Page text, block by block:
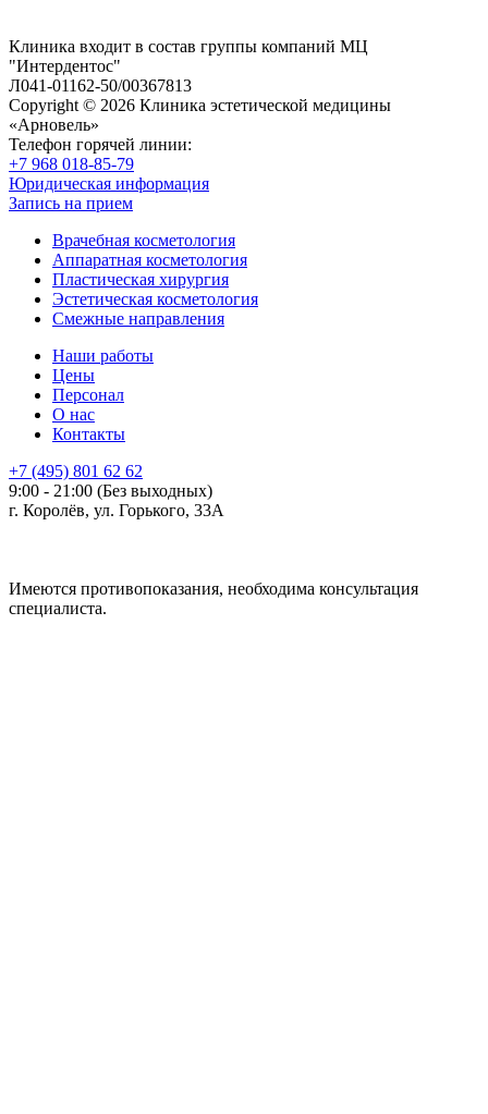
Клиника входит в состав группы компаний МЦ
"Интердентос"
Л041-01162-50/00367813
Copyright © 2026 Клиника эстетической медицины
«Арновель»
Телефон горячей линии:
+7 968 018-85-79
Юридическая информация
Запись на прием
Врачебная косметология
Аппаратная косметология
Пластическая хирургия
Эстетическая косметология
Смежные направления
Наши работы
Цены
Персонал
О нас
Контакты
+7 (495) 801 62 62
9:00 - 21:00 (Без выходных)
г. Королёв, ул. Горького, 33А
Имеются противопоказания, необходима консультация
специалиста.